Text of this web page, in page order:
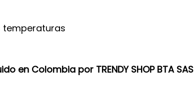
temperaturas
en Colombia por TRENDY SHOP BTA SAS